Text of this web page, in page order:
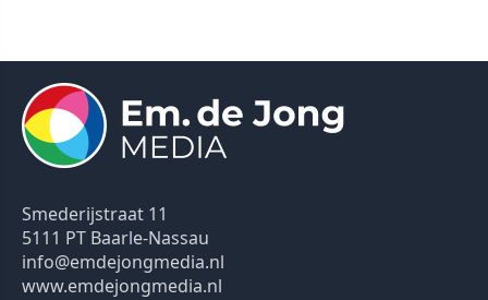
Smederijstraat 11
5111 PT Baarle-Nassau
info@emdejongmedia.nl
www.emdejongmedia.nl